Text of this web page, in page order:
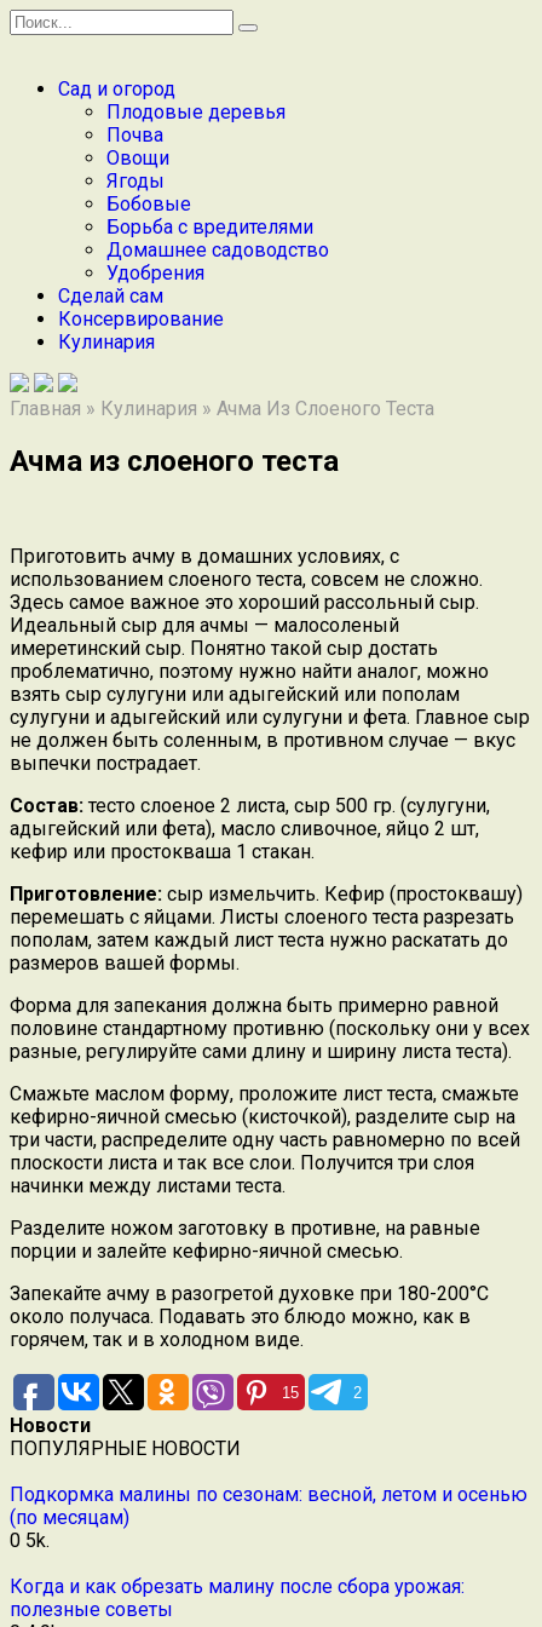
Перейти
к
Search
for:
Сад и огород
Плодовые деревья
Почва
Овощи
Ягоды
Бобовые
Борьба с вредителями
Домашнее садоводство
Удобрения
Сделай сам
Консервирование
Кулинария
Главная » Кулинария » Ачма Из Слоеного Теста
Ачма из слоеного теста
Приготовить ачму в домашних условиях, с
использованием слоеного теста, совсем не сложно.
Здесь самое важное это хороший рассольный сыр.
Идеальный сыр для ачмы — малосоленый
имеретинский сыр. Понятно такой сыр достать
проблематично, поэтому нужно найти аналог, можно
взять сыр сулугуни или адыгейский или пополам
сулугуни и адыгейский или сулугуни и фета. Главное сыр
не должен быть соленным, в противном случае — вкус
выпечки пострадает.
Состав: тесто слоеное 2 листа, сыр 500 гр. (сулугуни,
адыгейский или фета), масло сливочное, яйцо 2 шт,
кефир или простокваша 1 стакан.
Приготовление: сыр измельчить. Кефир (простоквашу)
перемешать с яйцами. Листы слоеного теста разрезать
пополам, затем каждый лист теста нужно раскатать до
размеров вашей формы.
Форма для запекания должна быть примерно равной
половине стандартному противню (поскольку они у всех
разные, регулируйте сами длину и ширину листа теста).
Смажьте маслом форму, проложите лист теста, смажьте
кефирно-яичной смесью (кисточкой), разделите сыр на
три части, распределите одну часть равномерно по всей
плоскости листа и так все слои. Получится три слоя
начинки между листами теста.
Разделите ножом заготовку в противне, на равные
порции и залейте кефирно-яичной смесью.
Запекайте ачму в разогретой духовке при 180-200°С
около получаса. Подавать это блюдо можно, как в
горячем, так и в холодном виде.
15 2
Новости
ПОПУЛЯРНЫЕ НОВОСТИ
Подкормка малины по сезонам: весной, летом и осенью
(по месяцам)
0 5k.
Когда и как обрезать малину после сбора урожая:
полезные советы